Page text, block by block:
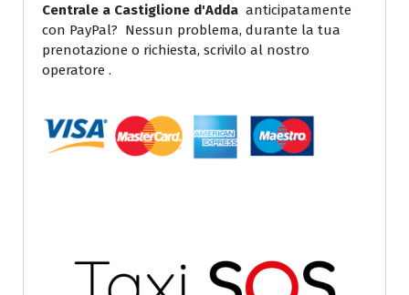
Centrale a Castiglione d'Adda anticipatamente
con PayPal? Nessun problema, durante la tua
prenotazione o richiesta, scrivilo al nostro
operatore .